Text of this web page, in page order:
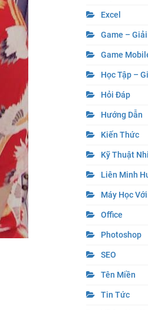
Excel
Game –
Game
Học Tập –
Hỏi Đáp
Hướng Dẫn
Kiến Thức
Kỹ Thuật
Liên Minh
Máy Học
Office
Photoshop
SEO
Tên Miền
Tin Tức